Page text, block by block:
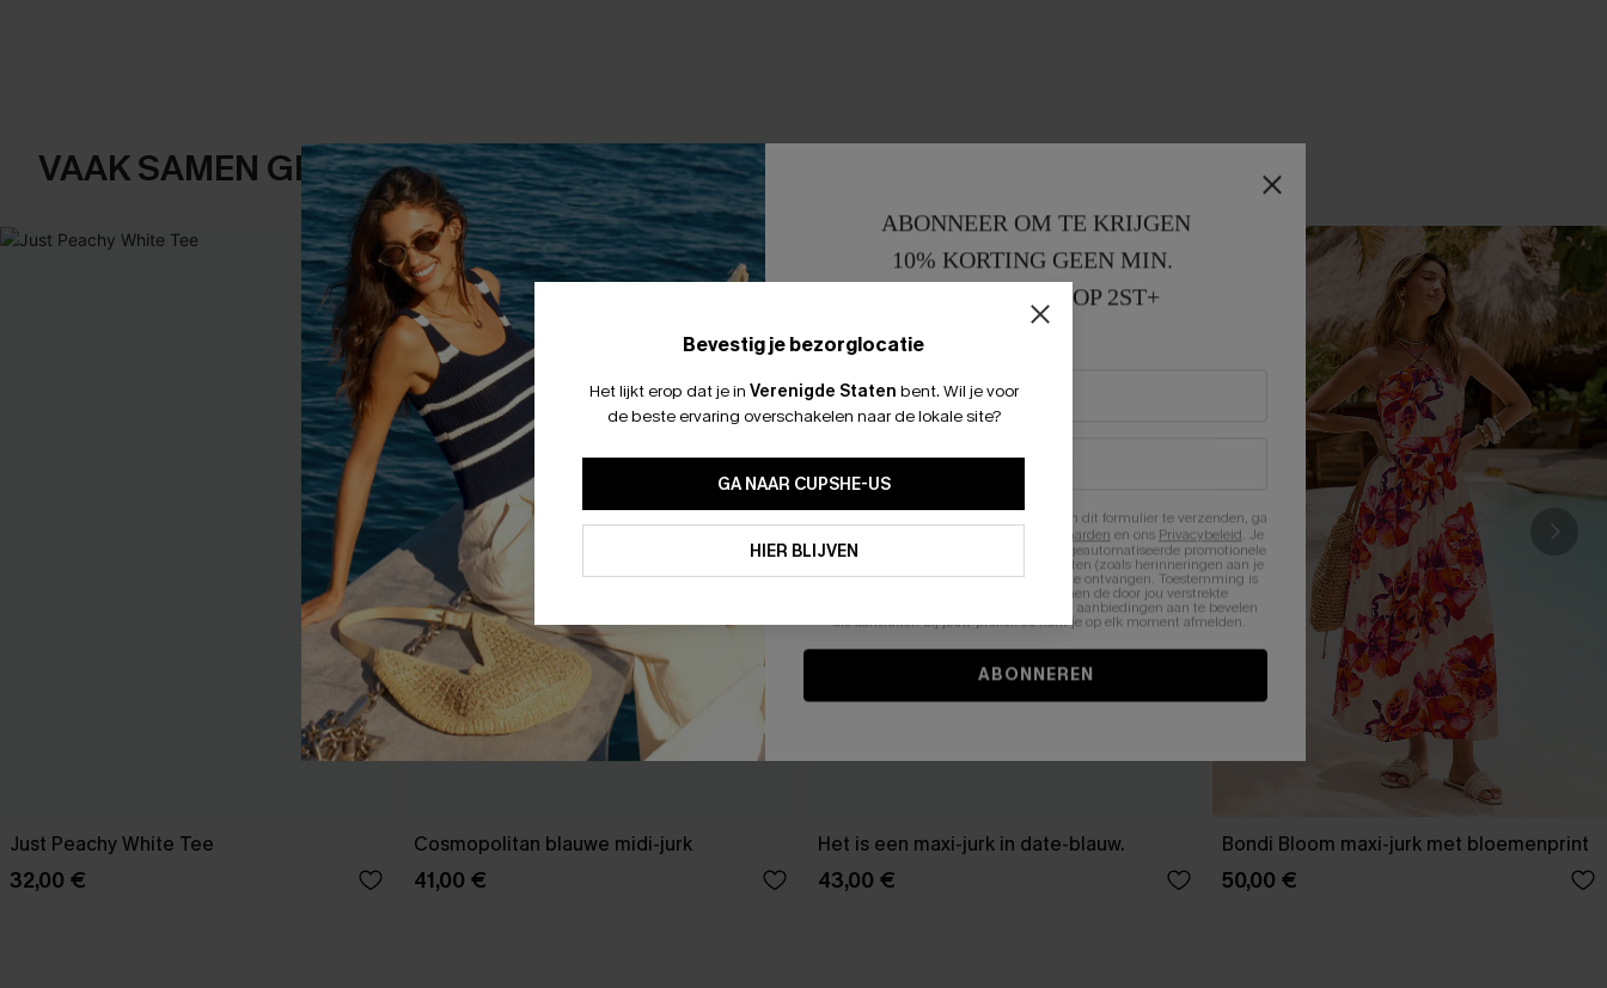
VAAK SAMEN GEKOCHT
Just Peachy White Tee
32,00 €
Cosmopolitan blauwe midi-jurk
41,00 €
Het is een maxi-jurk in date-blauw.
43,00 €
Bondi Bloom maxi-jurk met bloemenprint
50,00 €
Bevestig je bezorglocatie
Het lijkt erop dat je in Verenigde Staten bent. Wil je voor
de beste ervaring overschakelen naar de lokale site?
GA NAAR CUPSHE-US
HIER BLIJVEN
ABONNEER OM TE KRIJGEN
10% KORTING GEEN MIN.
15% KORTING OP 2ST+
Door je contactgegevens in te vullen en dit formulier te verzenden, ga
Algemene Voorwaarden en ons Privacybeleid. Je
stemt er tevens mee in om herhaalde geautomatiseerde promotionele
en gepersonaliseerde marketingberichten (zoals herinneringen aan je
winkelwagen) en e-mails van Cupshe te ontvangen. Toestemming is
niet vereist voor een aankoop. We kunnen de door jou verstrekte
informatie gebruiken om producten en aanbiedingen aan te bevelen
die aansluiten bij jouw profiel. Je kunt je op elk moment afmelden.
ABONNEREN